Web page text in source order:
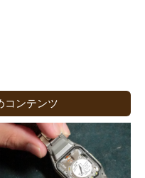
コンテンツ